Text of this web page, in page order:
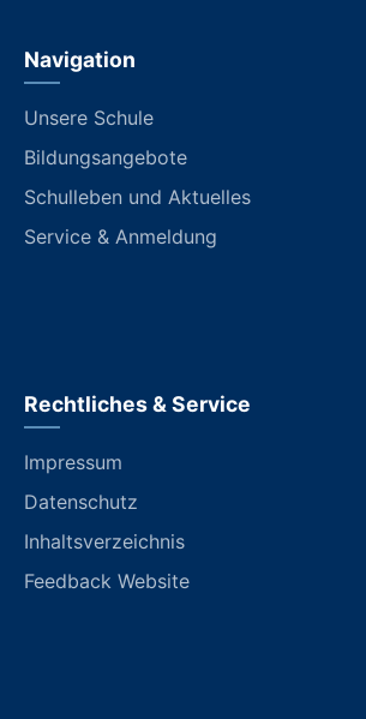
Navigation
Unsere Schule
Bildungsangebote
Schulleben und Aktuelles
Service & Anmeldung
Rechtliches & Service
Impressum
Datenschutz
Inhaltsverzeichnis
Feedback Website